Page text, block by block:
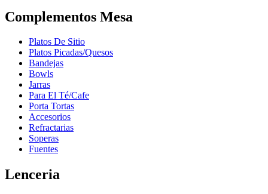
Complementos Mesa
Platos De Sitio
Platos Picadas/Quesos
Bandejas
Bowls
Jarras
Para El Té/Cafe
Porta Tortas
Accesorios
Refractarias
Soperas
Fuentes
Lenceria